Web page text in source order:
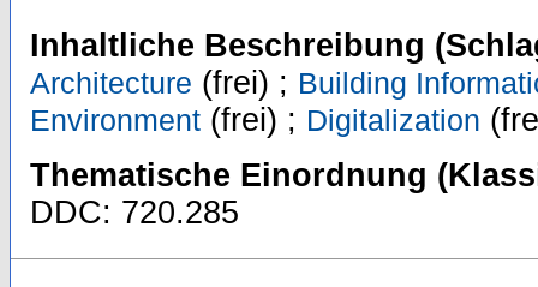
Inhaltliche Beschreibung
Architecture (frei) ; Building
Environment (frei) ; Digitalization
Thematische Einordnung
DDC: 720.285